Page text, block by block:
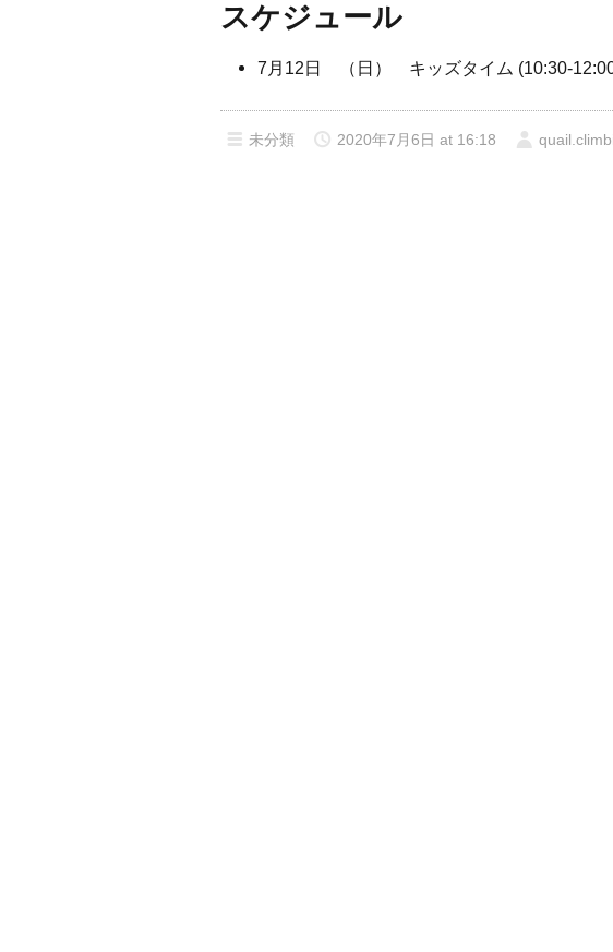
スケジュール
7月12日 （日） キッズタイム (10:30-
未分類 2020年7月6日 at 16:18